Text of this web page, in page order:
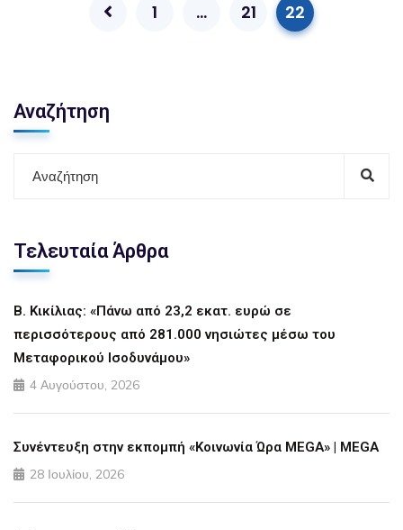
1 … 21 22
Αναζήτηση
Τελευταία Άρθρα
Β. Κικίλιας: «Πάνω από 23,2 εκατ. ευρώ σε
περισσότερους από 281.000 νησιώτες μέσω του
Μεταφορικού Ισοδυνάμου»
4 Αυγούστου, 2026
Συνέντευξη στην εκπομπή «Κοινωνία Ώρα MEGA» | MEGA
28 Ιουλίου, 2026